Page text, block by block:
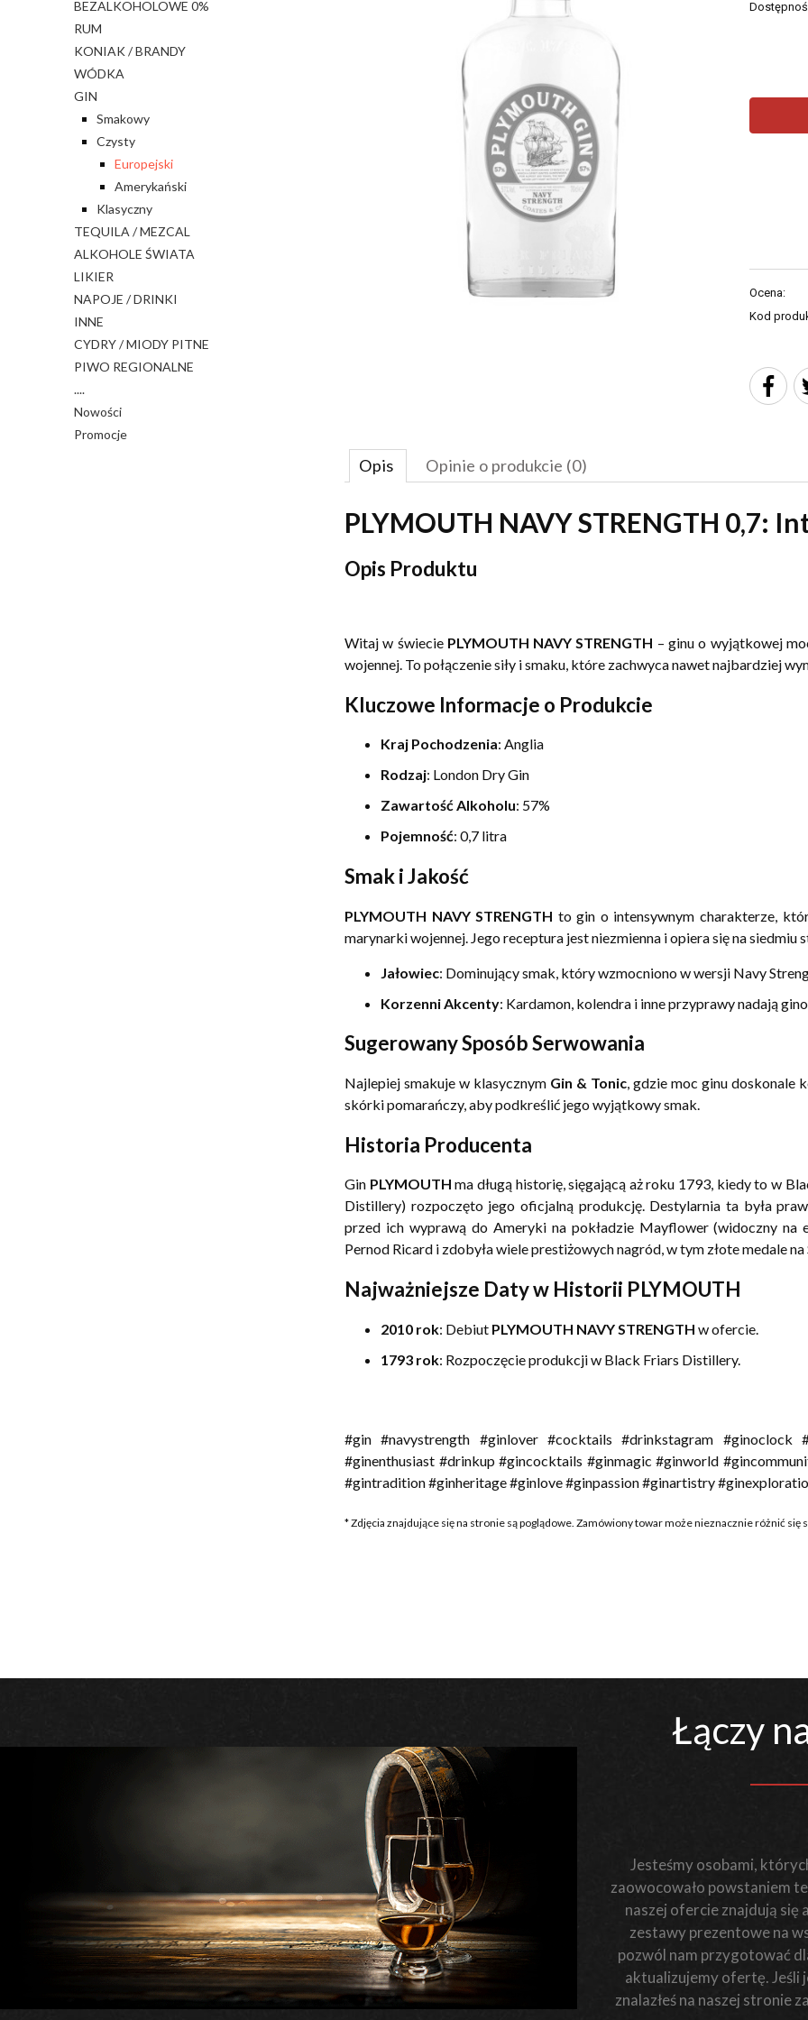
BEZALKOHOLOWE 0%
RUM
KONIAK / BRANDY
WÓDKA
GIN
Smakowy
Czysty
Europejski
Amerykański
Klasyczny
TEQUILA / MEZCAL
ALKOHOLE ŚWIATA
LIKIER
NAPOJE / DRINKI
INNE
CYDRY / MIODY PITNE
PIWO REGIONALNE
....
Nowości
Promocje
Ocena:
Kod
Opis Opinie o produkcie (0)
PLYMOUTH NAVY STRENGTH 0,7:
Opis Produktu
Witaj w świecie PLYMOUTH NAVY STRENGTH – ginu o wyjątkowej
wojennej. To połączenie siły i smaku, które zachwyca nawet najbardziej
Kluczowe Informacje o Produkcie
Kraj Pochodzenia: Anglia
Rodzaj: London Dry Gin
Zawartość Alkoholu: 57%
Pojemność: 0,7 litra
Smak i Jakość
PLYMOUTH NAVY STRENGTH to gin o intensywnym charakterze,
marynarki wojennej. Jego receptura jest niezmienna i opiera się na
Jałowiec: Dominujący smak, który wzmocniono w wersji Navy
Korzenni Akcenty: Kardamon, kolendra i inne przyprawy nadają
Sugerowany Sposób Serwowania
Najlepiej smakuje w klasycznym Gin & Tonic, gdzie moc ginu doskonale
skórki pomarańczy, aby podkreślić jego wyjątkowy smak.
Historia Producenta
Gin PLYMOUTH ma długą historię, sięgającą aż roku 1793, kiedy to w
Distillery) rozpoczęto jego oficjalną produkcję. Destylarnia ta była
przed ich wyprawą do Ameryki na pokładzie Mayflower (widoczny na
Pernod Ricard i zdobyła wiele prestiżowych nagród, w tym złote medale
Najważniejsze Daty w Historii PLYMOUTH
2010 rok: Debiut PLYMOUTH NAVY STRENGTH w ofercie.
1793 rok: Rozpoczęcie produkcji w Black Friars Distillery.
#gin #navystrength #ginlover #cocktails #drinkstagram
#ginenthusiast #drinkup #gincocktails #ginmagic #ginworld
#gintradition #ginheritage #ginlove #ginpassion #ginartistry
* Zdjęcia znajdujące się na stronie są poglądowe. Zamówiony towar może nieznacznie różnić
Łączy
Jesteśmy osobami,
zaowocowało powstaniem
naszej ofercie znajdują się
zestawy prezentowe na
pozwól nam przygotować
aktualizujemy ofertę. Jeśli
znalazłeś na naszej stronie